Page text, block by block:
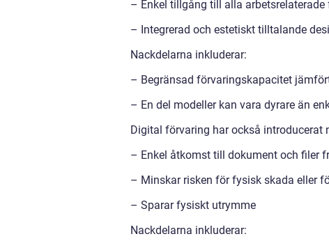
– Enkel tillgång till alla
– Integrerad och estetiskt tilltalande
Nackdelarna inkluderar:
– Begränsad förvaringskapacitet
– En del modeller kan vara dyrare än
Digital förvaring har också introducerat
– Enkel åtkomst till dokument och filer
– Minskar risken för fysisk skada eller
– Sparar fysiskt utrymme
Nackdelarna inkluderar: